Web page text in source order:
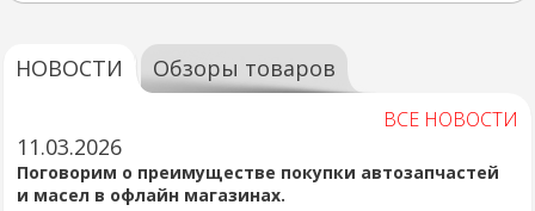
НОВОСТИ Обзоры товаров
ВСЕ НОВОСТИ
11.03.2026
Поговорим о преимуществе покупки автозапчастей
и масел в офлайн магазинах.